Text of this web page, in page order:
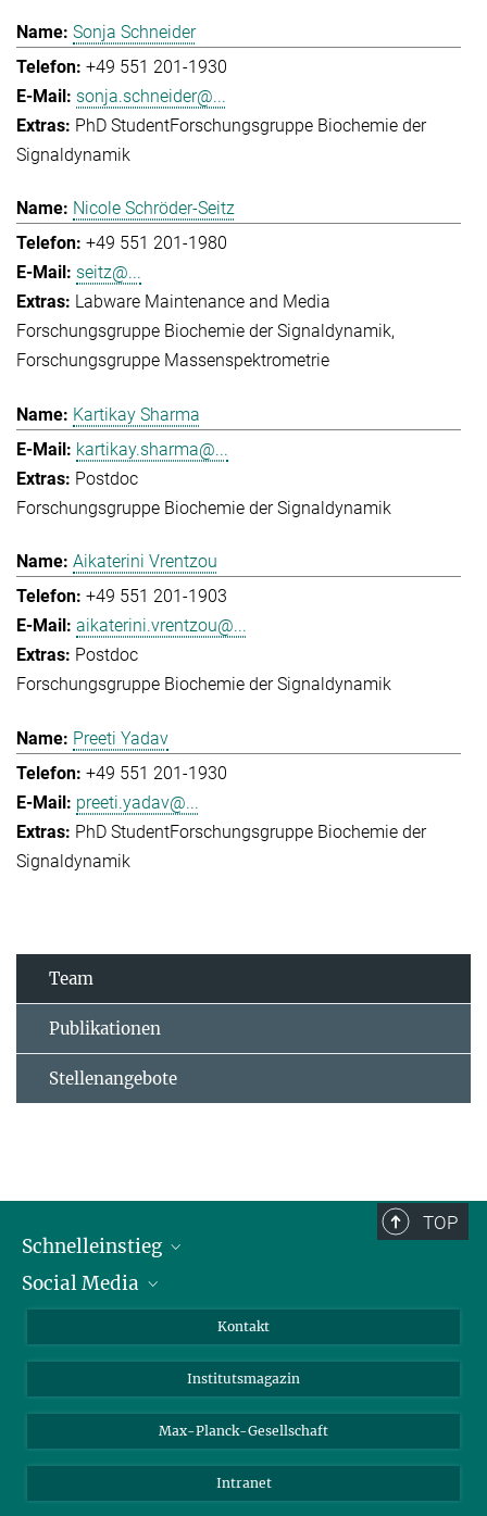
Sonja Schneider
+49 551 201-1930
sonja.schneider@...
PhD StudentForschungsgruppe Biochemie der
Signaldynamik
Nicole Schröder-Seitz
+49 551 201-1980
seitz@...
Labware Maintenance and Media
Forschungsgruppe Biochemie der Signaldynamik
Forschungsgruppe Massenspektrometrie
Kartikay Sharma
kartikay.sharma@...
Postdoc
Forschungsgruppe Biochemie der Signaldynamik
Aikaterini Vrentzou
+49 551 201-1903
aikaterini.vrentzou@...
Postdoc
Forschungsgruppe Biochemie der Signaldynamik
Preeti Yadav
+49 551 201-1930
preeti.yadav@...
PhD StudentForschungsgruppe Biochemie der
Signaldynamik
Team
Publikationen
Stellenangebote
TOP
Schnelleinstieg
Alumni
Schulen
Studierende
Social Media
Facebook
YouTube
Kontakt
Institutsmagazin
Max-Planck-Gesellschaft
Intranet